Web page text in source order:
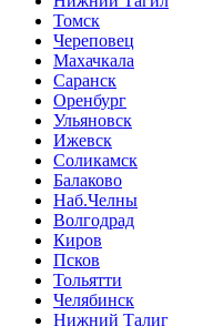
Томск
Череповец
Махачкала
Саранск
Оренбург
Ульяновск
Ижевск
Соликамск
Балаково
Наб.Челны
Волгодрад
Киров
Псков
Тольятти
Челябинск
Нижний Талиг